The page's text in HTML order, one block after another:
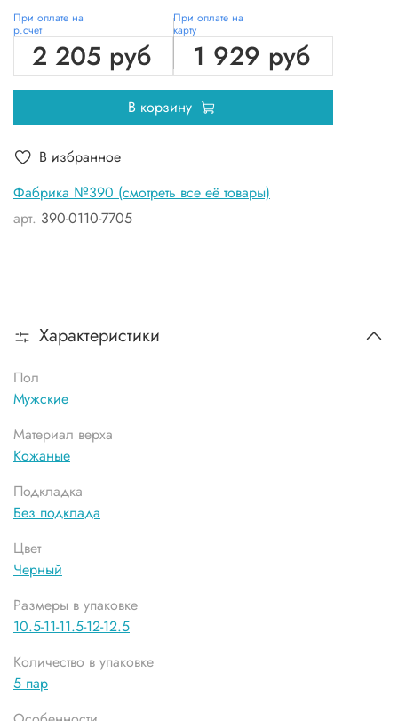
Фабрика №390 (смотреть все её товары)
арт. 390-0110-7705
При оплате на
р.счет
2 205 руб
При оплате на
карту
1 929 руб
В корзину
В избранное
Характеристики
Пол
Мужские
Материал верха
Кожаные
Подкладка
Без подклада
Цвет
Черный
Размеры в упаковке
10.5-11-11.5-12-12.5
Количество в упаковке
5 пар